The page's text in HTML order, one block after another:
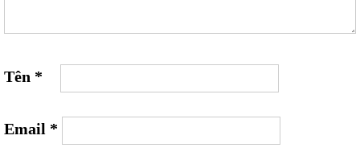
Tên *
Email *